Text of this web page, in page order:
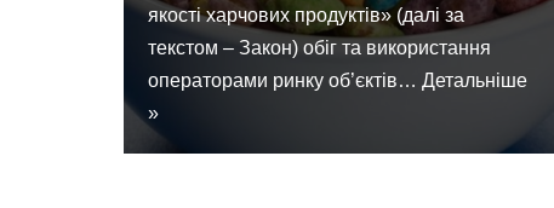
якості харчових продуктів» (далі за
текстом – Закон) обіг та використання
операторами ринку об’єктів… Детальніше
»